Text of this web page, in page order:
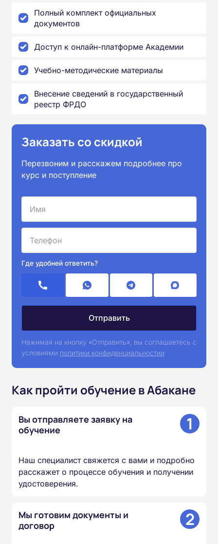
Полный комплект официальных
документов
Доступ к онлайн-платформе Академии
Учебно-методические материалы
Внесение сведений в государственный
реестр ФРДО
Заказать со скидкой
Перезвоним и расскажем подробнее про
курс и поступление
Где удобней ответить?
Нажимая на кнопку «Отправить», вы соглашаетесь с
условиями политики конфиденциальностии
Как пройти обучение в Абакане
Вы отправляете заявку на
обучение
1
Наш специалист свяжется с вами и подробно
расскажет о процессе обучения и получении
удостоверения.
Мы готовим документы и
договор
2